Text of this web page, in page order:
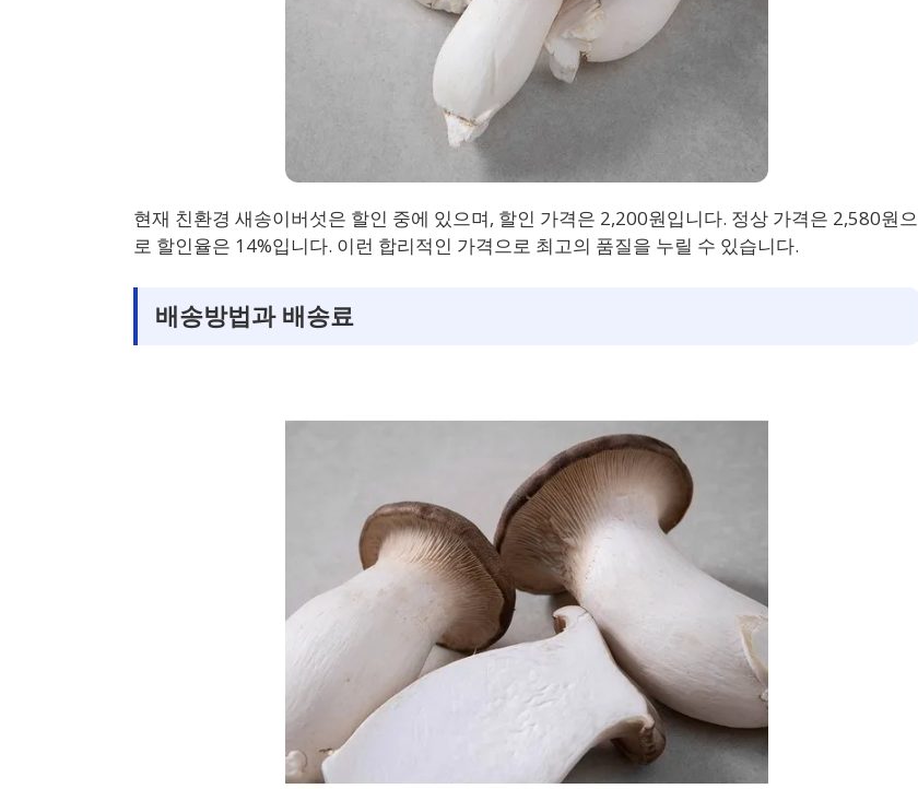
현재 친환경 새송이버섯은 할인 중에 있으며, 할인 가격은 2,200원입니다. 정상 가격은 2,580원으
로 할인율은 14%입니다. 이런 합리적인 가격으로 최고의 품질을 누릴 수 있습니다.
배송방법과 배송료